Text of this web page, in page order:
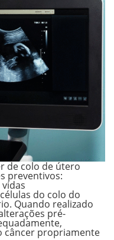
de colo de útero
preventivos:
do colo do
Quando realizado
pré-
câncer propriamente